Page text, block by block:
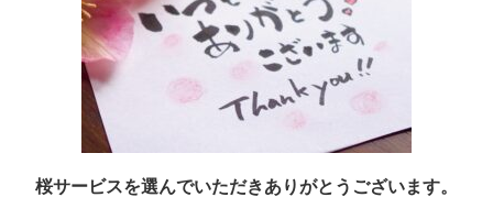
桜サービスを選んでいただきありがとうございます。